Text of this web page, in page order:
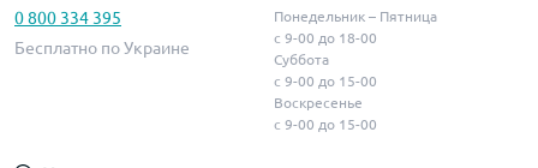
0 800 334 395
Бесплатно по Украине
Понедельник – Пятница
с 9-00 до 18-00
Суббота
с 9-00 до 15-00
Воскресенье
с 9-00 до 15-00